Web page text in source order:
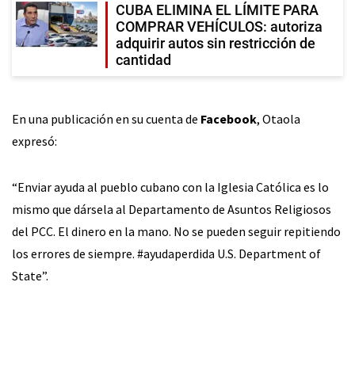
CUBA ELIMINA EL LÍMITE PARA
COMPRAR VEHÍCULOS: autoriza
adquirir autos sin restricción de
cantidad
En una publicación en su cuenta de Facebook, Otaola
expresó:
“Enviar ayuda al pueblo cubano con la Iglesia Católica es lo
mismo que dársela al Departamento de Asuntos Religiosos
del PCC. El dinero en la mano. No se pueden seguir repitiendo
los errores de siempre. #ayudaperdida U.S. Department of
State”.